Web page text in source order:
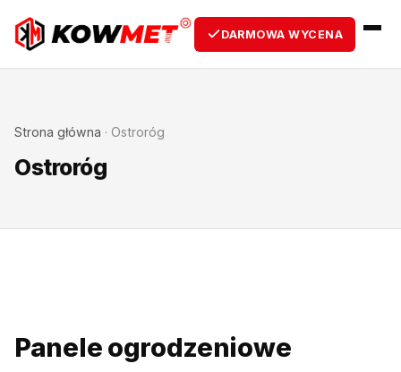
DARMOWA WYCENA
Strona główna · Ostroróg
Ostroróg
Panele ogrodzeniowe